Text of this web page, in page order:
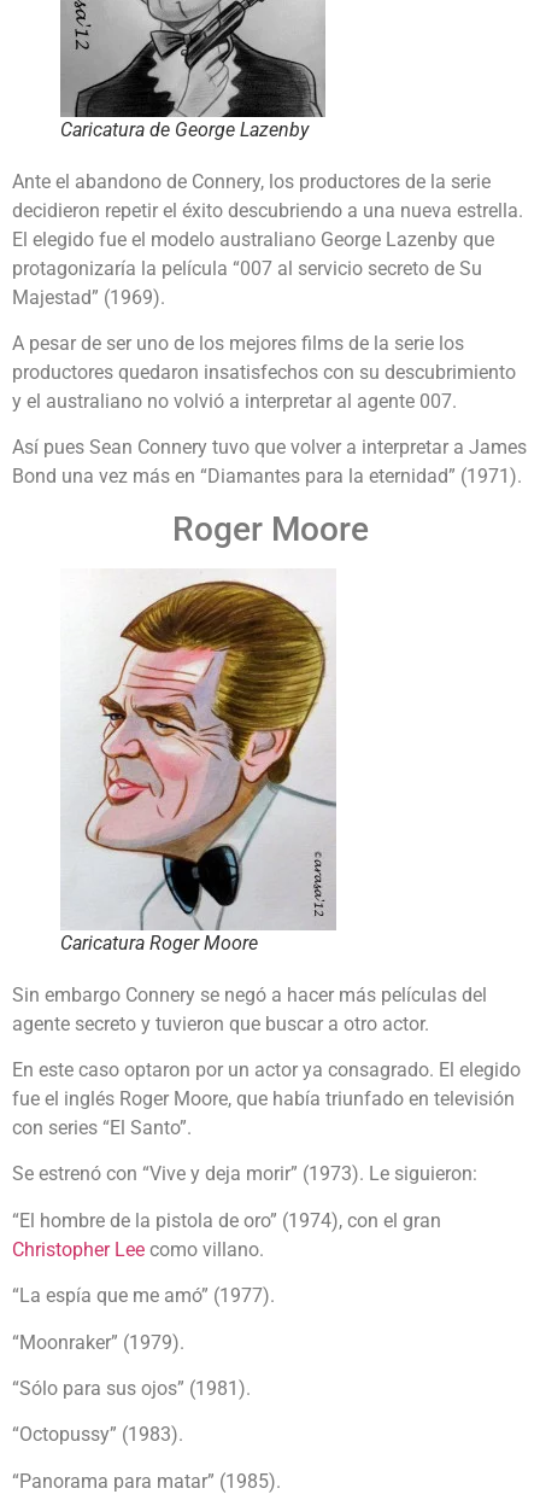
Caricatura de George Lazenby
Ante el abandono de Connery, los productores de la serie
decidieron repetir el éxito descubriendo a una nueva estrella.
El elegido fue el modelo australiano George Lazenby que
protagonizaría la película “007 al servicio secreto de Su
Majestad” (1969).
A pesar de ser uno de los mejores films de la serie los
productores quedaron insatisfechos con su descubrimiento
y el australiano no volvió a interpretar al agente 007.
Así pues Sean Connery tuvo que volver a interpretar a James
Bond una vez más en “Diamantes para la eternidad” (1971).
Roger Moore
Caricatura Roger Moore
Sin embargo Connery se negó a hacer más películas del
agente secreto y tuvieron que buscar a otro actor.
En este caso optaron por un actor ya consagrado. El elegido
fue el inglés Roger Moore, que había triunfado en televisión
con series “El Santo”.
Se estrenó con “Vive y deja morir” (1973). Le siguieron:
“El hombre de la pistola de oro” (1974), con el gran
Christopher Lee como villano.
“La espía que me amó” (1977).
“Moonraker” (1979).
“Sólo para sus ojos” (1981).
“Octopussy” (1983).
“Panorama para matar” (1985).